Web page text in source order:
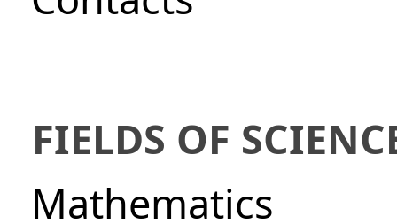
FIELDS OF
Mathematics